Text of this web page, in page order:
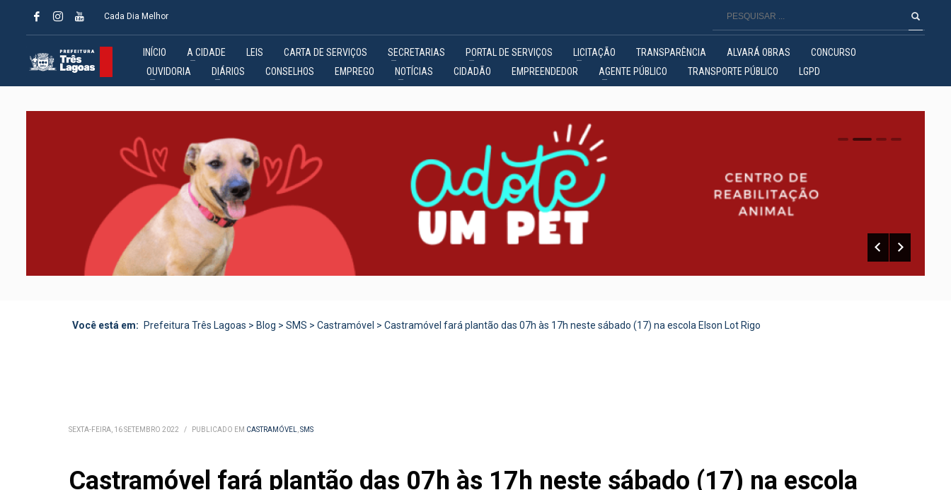
Cada Dia Melhor
INÍCIO A CIDADE LEIS CARTA DE SERVIÇOS SECRETARIAS PORTAL DE SERVIÇOS LICITAÇÃO TRANSPARÊNCIA ALVARÁ OBRAS
CONCURSO
OUVIDORIA
DIÁRIOS CONSELHOS EMPREGO NOTÍCIAS CIDADÃO EMPREENDEDOR AGENTE PÚBLICO TRANSPORTE PÚBLICO LGPD
0 1 2
Você está em: Prefeitura Três Lagoas > Blog > SMS > Castramóvel > Castramóvel fará plantão das 07h às 17h neste sábado (17) na escola Elson Lot Rigo
SEXTA-FEIRA, 16 SETEMBRO 2022 / PUBLICADO EM CASTRAMÓVEL,SMS
Castramóvel fará plantão das 07h às 17h neste sábado (17) na escola